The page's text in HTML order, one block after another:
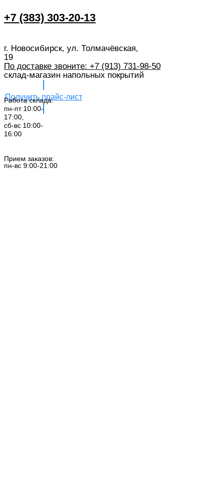
+7 (383) 303-20-13
г. Новосибирск, ул. Толмачёвская,
19
По доставке звоните: +7 (913) 731-98-50‬
склад-магазин напольных покрытий
Получить прайс-лист
Работа склада:
пн-пт 10:00-
17:00,
сб-вс 10:00-
16:00
Прием заказов:
пн-вс 9:00-21:00